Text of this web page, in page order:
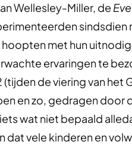
Wellesley-Miller, de
hoopten met hun
ervaringen te
(tijden de viering van
en zo, gedragen door
wat niet bepaald
dat vele kinderen en